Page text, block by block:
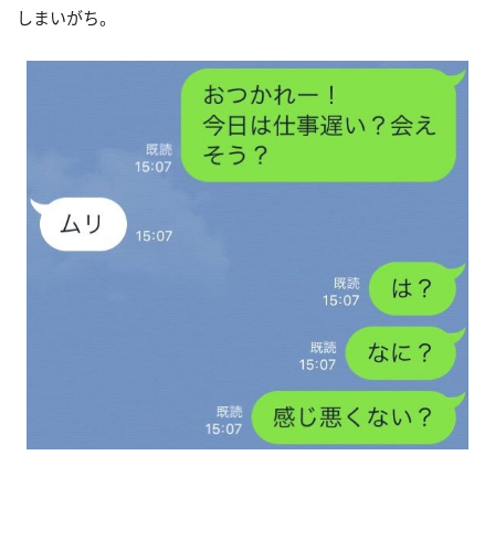
しまいがち。